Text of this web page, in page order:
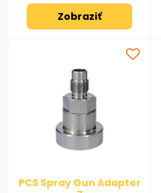
Zobraziť
PCS Spray Gun Adapter